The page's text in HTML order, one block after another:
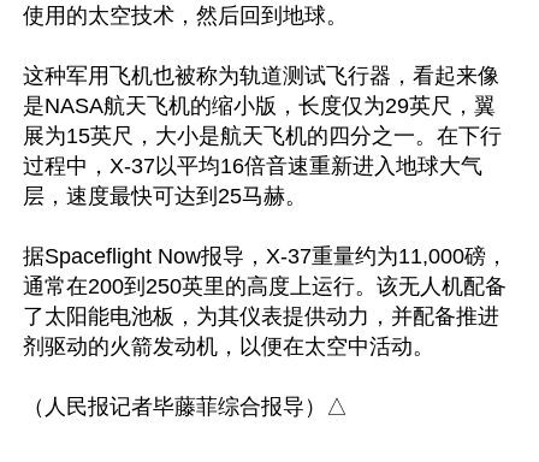
使用的太空技术，然后回到地球。
这种军用飞机也被称为轨道测试飞行器，看起来像
是NASA航天飞机的缩小版，长度仅为29英尺，翼
展为15英尺，大小是航天飞机的四分之一。在下行
过程中，X-37以平均16倍音速重新进入地球大气
层，速度最快可达到25马赫。
据Spaceflight Now报导，X-37重量约为11,000磅，
通常在200到250英里的高度上运行。该无人机配备
了太阳能电池板，为其仪表提供动力，并配备推进
剂驱动的火箭发动机，以便在太空中活动。